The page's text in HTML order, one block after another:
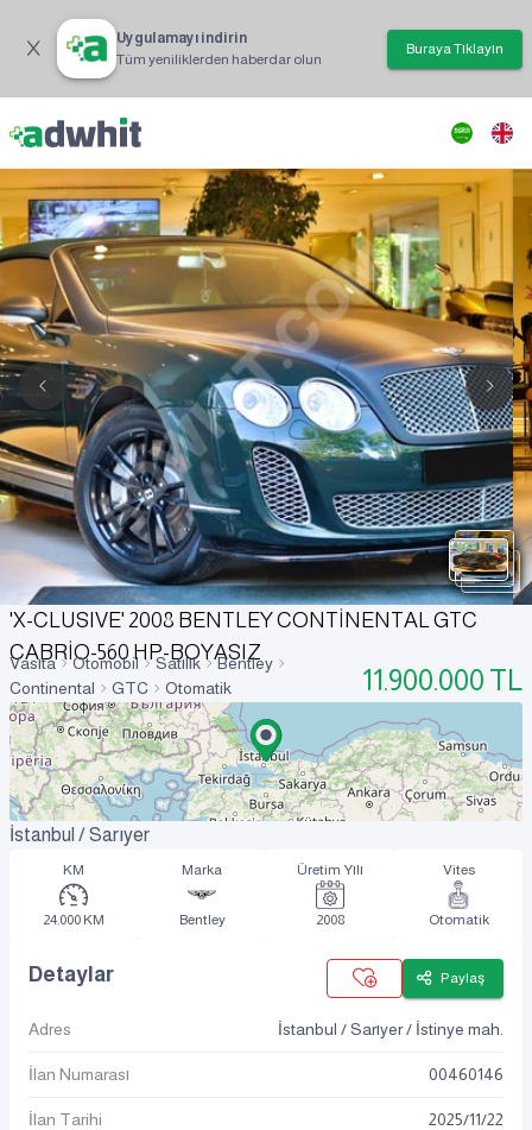
Uygulamayı indirin
Tüm yeniliklerden haberdar olun
Buraya Tıklayın
'X-CLUSIVE' 2008 BENTLEY CONTİNENTAL GTC
CABRİO-560 HP-BOYASIZ
Vasıta Otomobil Satılık
Bentley
Continental
GTC Otomatik 11.900.000 TL
İstanbul / Sarıyer
KM
24.000 KM
Marka
Bentley
Üretim Yılı
2008
Vites
Otomatik
Detaylar Paylaş
Adres İstanbul / Sarıyer / İstinye mah.
İlan Numarası 00460146
İlan Tarihi 2025/11/22